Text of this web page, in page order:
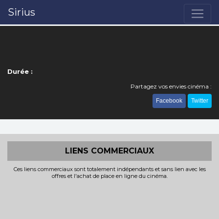
Sirius
Durée :
Partagez vos envies cinéma :
Facebook Twitter
LIENS COMMERCIAUX
Ces liens commerciaux sont totalement indépendants et sans lien avec les
offres et l'achat de place en ligne du cinéma.